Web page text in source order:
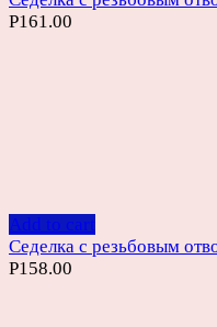
Р161.00
Add to cart
Седелка с резьбовым
Р158.00